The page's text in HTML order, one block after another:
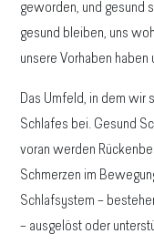
geworden, und gesund
gesund bleiben, uns
unsere Vorhaben haben
Das Umfeld, in dem wir
Schlafes bei. Gesund
voran werden
Schmerzen im
Schlafsystem –
– ausgelöst oder